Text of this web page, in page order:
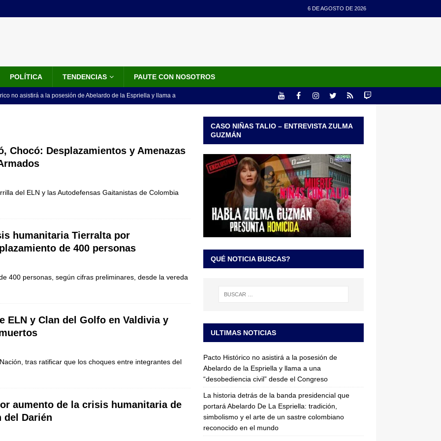
6 DE AGOSTO DE 2026
POLÍTICA TENDENCIAS PAUTE CON NOSOTROS
no asistirá a la posesión de Abelardo de la Espriella y llama a
de un sastre colombiano reconocido en el mundo
vinculado al entramado empresarial JUDICIALES
medida cautelar sobre la posesión de Abelardo de la Espriella
Chocó: Desplazamientos y Amenazas
del ELN y las Autodefensas Gaitanistas de Colombia
humanitaria Tierralta por
de 400 personas
400 personas, según cifras preliminares, desde la vereda
ELN y Clan del Golfo en Valdivia y
tras ratificar que los choques entre integrantes del
aumento de la crisis humanitaria de
del Darién
CASO NIÑAS TALIO – ENTREVISTA ZULMA
GUZMÁN
QUÉ NOTICIA BUSCAS?
ULTIMAS NOTICIAS
Pacto Histórico no asistirá a la posesión de
Abelardo de la Espriella y llama a una
“desobediencia civil” desde el Congreso
La historia detrás de la banda presidencial que
portará Abelardo De La Espriella: tradición,
simbolismo y el arte de un sastre colombiano
reconocido en el mundo